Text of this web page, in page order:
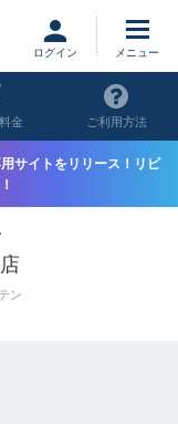
ログイン
金 ご利用方法
サイトをリリース！リピ
ン